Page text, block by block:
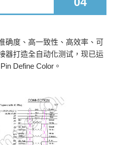
确度、高一致性、高效率、可
器打造全自动化测试，现已运
Define Color。